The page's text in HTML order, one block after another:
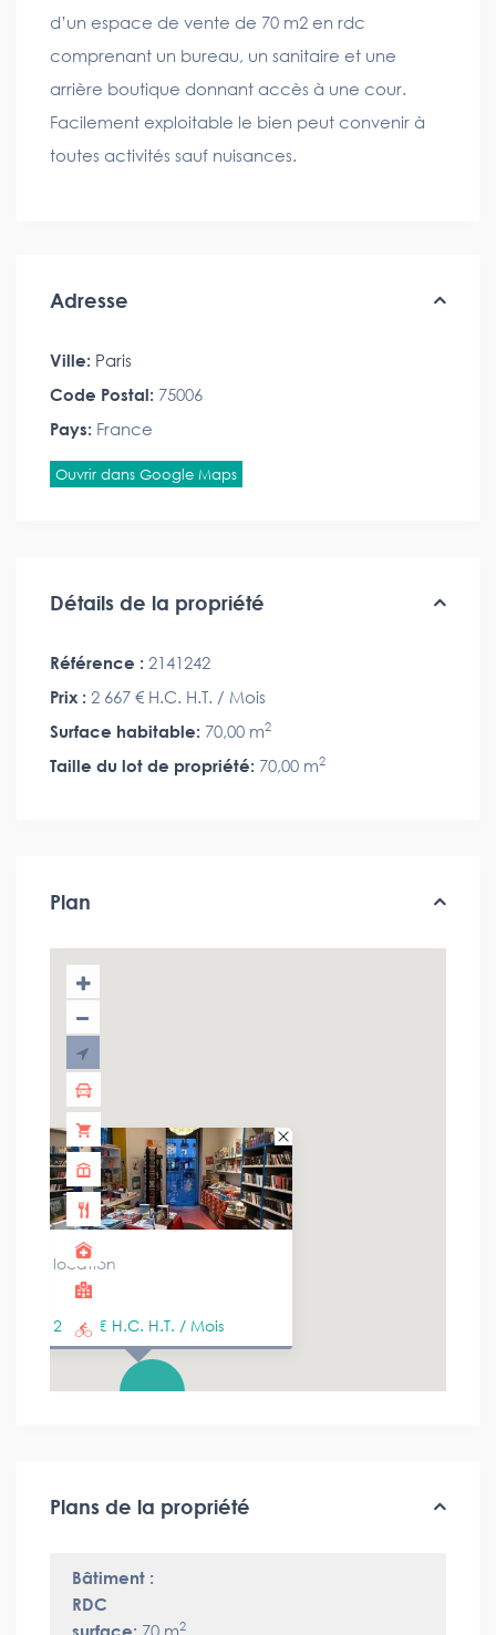
d’un espace de vente de 70 m2 en rdc
comprenant un bureau, un sanitaire et une
arrière boutique donnant accès à une cour.
Facilement exploitable le bien peut convenir à
toutes activités sauf nuisances.
Adresse
Ville: Paris
Code Postal: 75006
Pays: France
Ouvrir dans Google Maps
Détails de la propriété
Référence : 2141242
Prix : 2 667 € H.C. H.T. / Mois
Surface habitable: 70,00 m2
Taille du lot de propriété: 70,00 m2
Plan
location
2 667 € H.C. H.T. / Mois
Plans de la propriété
Bâtiment :
RDC
surface: 70 m2